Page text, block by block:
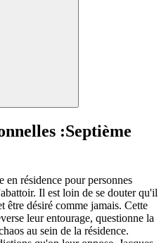
:Septième
en résidence pour personnes
Il est loin de se douter qu'il
être désiré comme jamais. Cette
leur entourage, questionne la
au sein de la résidence.